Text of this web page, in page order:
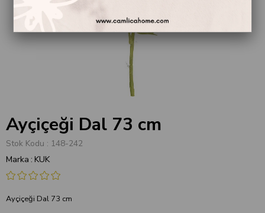
Ayçiçeği Dal 73 cm
Stok Kodu
148-242
Marka : KUK
Ayçiçeği Dal 73 cm